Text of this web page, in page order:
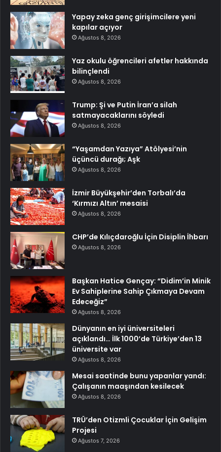
Yapay zeka genç girişimcilere yeni
kapılar açıyor
Ağustos 8, 2026
Yaz okulu öğrencileri afetler hakkında
bilinçlendi
Ağustos 8, 2026
Trump: Şi ve Putin İran’a silah
satmayacaklarını söyledi
Ağustos 8, 2026
“Yaşamdan Yazıya” Atölyesi’nin
üçüncü durağı; Aşk
Ağustos 8, 2026
İzmir Büyükşehir’den Torbalı’da
‘Kırmızı Altın’ mesaisi
Ağustos 8, 2026
CHP’de Kılıçdaroğlu İçin Disiplin İhbarı
Ağustos 8, 2026
Başkan Hatice Gençay: “Didim’in Minik
Ev Sahiplerine Sahip Çıkmaya Devam
Edeceğiz”
Ağustos 8, 2026
Dünyanın en iyi üniversiteleri
açıklandı… İlk 1000’de Türkiye’den 13
üniversite var
Ağustos 8, 2026
Mesai saatinde bunu yapanlar yandı:
Çalışanın maaşından kesilecek
Ağustos 8, 2026
TRÜ’den Otizmli Çocuklar İçin Gelişim
Projesi
Ağustos 7, 2026